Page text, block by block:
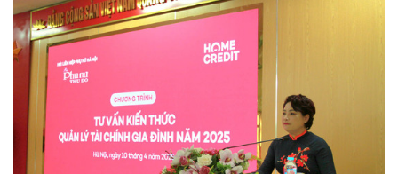
Home Credit Việt Nam phối hợp tổ chức. Đây là dịp để chị
em phụ nữ trang bị thêm kiến thức và kỹ năng quản lý tài
chính trong gia đình một cách hợp lý, hiệu quả.